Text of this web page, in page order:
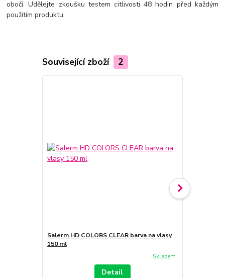
obočí. Udělejte zkoušku testem citlivosti 48 hodin před každým
použitím produktu.
Související zboží 2
Salerm HD COLORS CLEAR barva na vlasy
150 ml
Skladem
Detail